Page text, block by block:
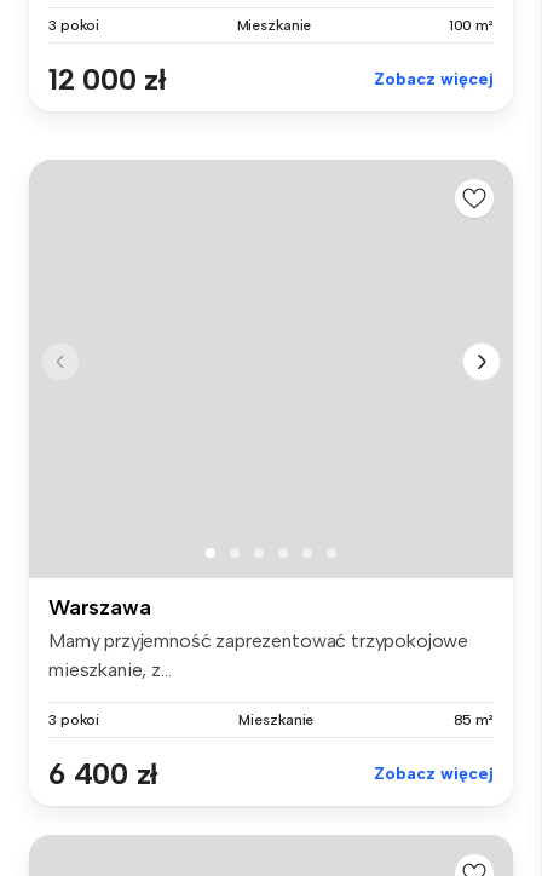
3 pokoi Mieszkanie 100 m²
12 000 zł Zobacz więcej
Warszawa
Mamy przyjemność zaprezentować trzypokojowe
mieszkanie, z...
3 pokoi Mieszkanie 85 m²
6 400 zł Zobacz więcej